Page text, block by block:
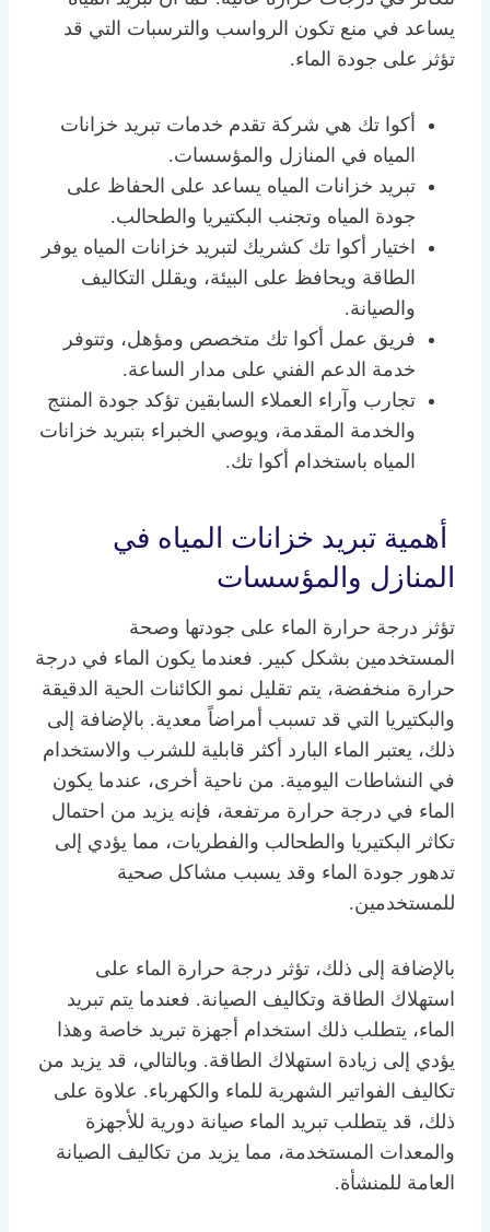
يساعد في منع تكون الرواسب والترسبات التي قد
تؤثر على جودة الماء.
أكوا تك هي شركة تقدم خدمات تبريد خزانات
المياه في المنازل والمؤسسات.
تبريد خزانات المياه يساعد على الحفاظ على
جودة المياه وتجنب البكتيريا والطحالب.
اختيار أكوا تك كشريك لتبريد خزانات المياه يوفر
الطاقة ويحافظ على البيئة، ويقلل التكاليف
والصيانة.
فريق عمل أكوا تك متخصص ومؤهل، وتتوفر
خدمة الدعم الفني على مدار الساعة.
تجارب وآراء العملاء السابقين تؤكد جودة المنتج
والخدمة المقدمة، ويوصي الخبراء بتبريد خزانات
المياه باستخدام أكوا تك.
أهمية تبريد خزانات المياه في
المنازل والمؤسسات
تؤثر درجة حرارة الماء على جودتها وصحة
المستخدمين بشكل كبير. فعندما يكون الماء في درجة
حرارة منخفضة، يتم تقليل نمو الكائنات الحية الدقيقة
والبكتيريا التي قد تسبب أمراضاً معدية. بالإضافة إلى
ذلك، يعتبر الماء البارد أكثر قابلية للشرب والاستخدام
في النشاطات اليومية. من ناحية أخرى، عندما يكون
الماء في درجة حرارة مرتفعة، فإنه يزيد من احتمال
تكاثر البكتيريا والطحالب والفطريات، مما يؤدي إلى
تدهور جودة الماء وقد يسبب مشاكل صحية
للمستخدمين.
بالإضافة إلى ذلك، تؤثر درجة حرارة الماء على
استهلاك الطاقة وتكاليف الصيانة. فعندما يتم تبريد
الماء، يتطلب ذلك استخدام أجهزة تبريد خاصة وهذا
يؤدي إلى زيادة استهلاك الطاقة. وبالتالي، قد يزيد من
تكاليف الفواتير الشهرية للماء والكهرباء. علاوة على
ذلك، قد يتطلب تبريد الماء صيانة دورية للأجهزة
والمعدات المستخدمة، مما يزيد من تكاليف الصيانة
العامة للمنشأة.